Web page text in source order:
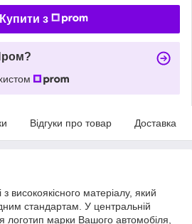
Купити з
Відгуки про товар Доставка
високоякісного матеріалу, який
стандартам. У центральній
логотип марки Вашого автомобіля,